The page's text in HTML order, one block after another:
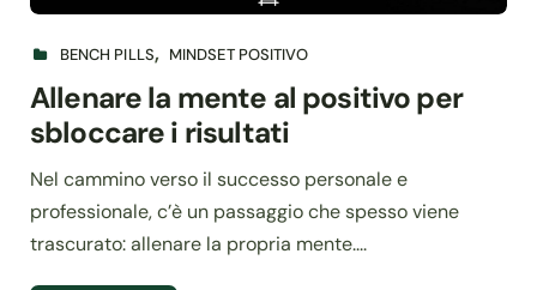
BENCH PILLS MINDSET POSITIVO
Allenare la mente al positivo per
sbloccare i risultati
Nel cammino verso il successo personale e
professionale, c’è un passaggio che spesso viene
trascurato: allenare la propria mente....